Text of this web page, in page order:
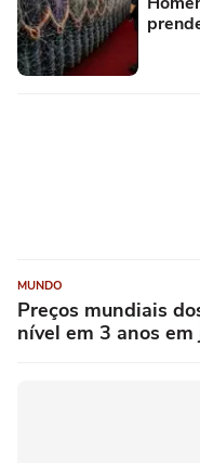
MUNDO
Preços mundiais
nível em 3 anos em